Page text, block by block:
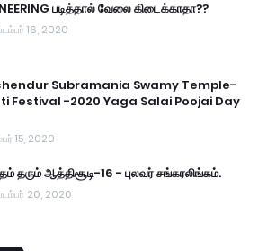
படித்தால் வேலை கிடைக்காதா??
16, 2020
Subramania Swamy Temple-
Festival -2020 Yaga Salai Poojai Day
15, 2020
தரும் ஆத்திசூடி-16 - புலவர் சங்கரலிங்கம்.
20, 2020